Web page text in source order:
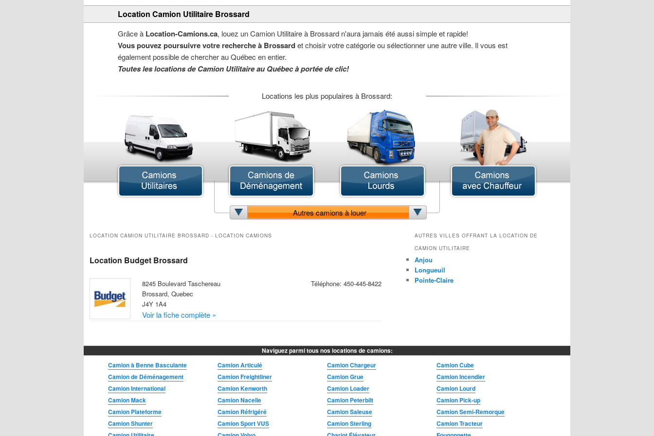
Location Camion Utilitaire Brossard
Grâce à Location-Camions.ca, louez un Camion Utilitaire à Brossard n'aura jamais été aussi simple et rapide!
Vous pouvez poursuivre votre recherche à Brossardet choisir votre catégorie ou sélectionner une autre ville. Il vous est
également possible de chercher au Québec en entier.
Toutes les locations de Camion Utilitaire au Québec à portée de clic!
Locations les plus populaires à Brossard:
Autres camions à louer
Camion Cube
Camion de Déménagement
Fougonnette
Mini-Fourgonnette
LOCATION CAMION UTILITAIRE BROSSARD - LOCATION CAMIONS
Location Budget Brossard
Téléphone: 450-445-8422
8245 Boulevard Taschereau
Brossard, Quebec
J4Y 1A4
Voir la fiche complète »
AUTRES VILLES OFFRANT LA LOCATION DE
CAMION UTILITAIRE
Anjou
Longueuil
Pointe-Claire
Naviguez parmi tous nos locations de camions:
Camion à Benne Basculante
Camion Articulé Camion Chargeur
Camion Cube
Camion de Déménagement
Camion Freightliner Camion Grue
Camion Incendier
Camion International
Camion Kenworth Camion Loader
Camion Lourd
Camion Mack
Camion Nacelle Camion Peterbilt
Camion Pick-up
Camion Plateforme
Camion Réfrigéré Camion Saleuse
Camion Semi-Remorque
Camion Shunter
Camion Sport VUS Camion Sterling
Camion Tracteur